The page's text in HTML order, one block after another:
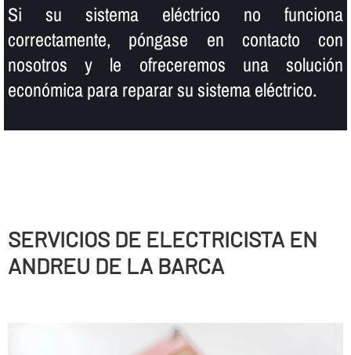
Si su sistema eléctrico no funciona
correctamente, póngase en contacto con
nosotros y le ofreceremos una solución
económica para reparar su sistema eléctrico.
SERVICIOS DE ELECTRICISTA EN
ANDREU DE LA BARCA